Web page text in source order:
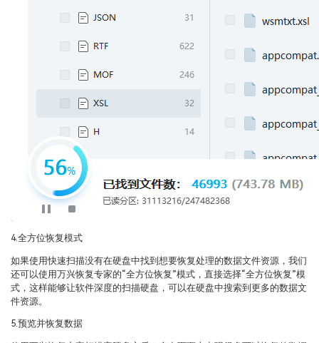
4.全方位恢复模式
如果使用快速扫描没有在硬盘中找到想要恢复处理的数据文件资源，我们
还可以使用万兴恢复专家的“全方位恢复”模式，直接选择“全方位恢复”模
式，这样能够让软件深度的扫描硬盘，可以在硬盘中搜索到更多的数据文
件资源。
5.预览并恢复数据